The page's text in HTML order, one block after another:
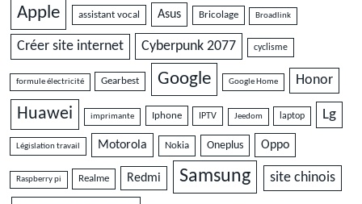
Apple assistant vocal Asus Bricolage Broadlink
Créer site internet Cyberpunk 2077 cyclisme
formule électricité Gearbest Google Google Home Honor
Huawei imprimante Iphone IPTV Jeedom laptop Lg
Législation travail Motorola Nokia Oneplus Oppo
Raspberry pi Realme Redmi Samsung site chinois